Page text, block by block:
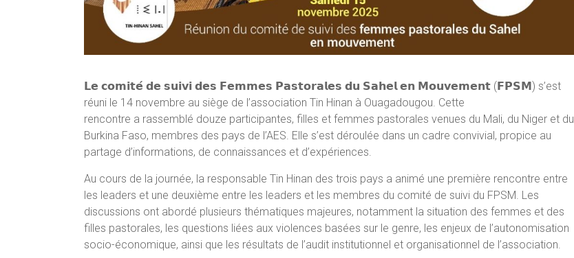
𝗟𝗲 𝗰𝗼𝗺𝗶𝘁𝗲́ 𝗱𝗲 𝘀𝘂𝗶𝘃𝗶 𝗱𝗲𝘀 𝗙𝗲𝗺𝗺𝗲𝘀 𝗣𝗮𝘀𝘁𝗼𝗿𝗮𝗹𝗲𝘀 𝗱𝘂 𝗦𝗮𝗵𝗲𝗹 𝗲𝗻 𝗠𝗼𝘂𝘃𝗲𝗺𝗲𝗻𝘁 (𝗙𝗣𝗦𝗠) s’est
réuni le 14 novembre au siège de l’association Tin Hinan à Ouagadougou. Cette
rencontre a rassemblé douze participantes, filles et femmes pastorales venues du Mali, du Niger et du
Burkina Faso, membres des pays de l’AES. Elle s’est déroulée dans un cadre convivial, propice au
partage d’informations, de connaissances et d’expériences.
Au cours de la journée, la responsable Tin Hinan des trois pays a animé une première rencontre entre
les leaders et une deuxième entre les leaders et les membres du comité de suivi du FPSM. Les
discussions ont abordé plusieurs thématiques majeures, notamment la situation des femmes et des
filles pastorales, les questions liées aux violences basées sur le genre, les enjeux de l’autonomisation
socio-économique, ainsi que les résultats de l’audit institutionnel et organisationnel de l’association.